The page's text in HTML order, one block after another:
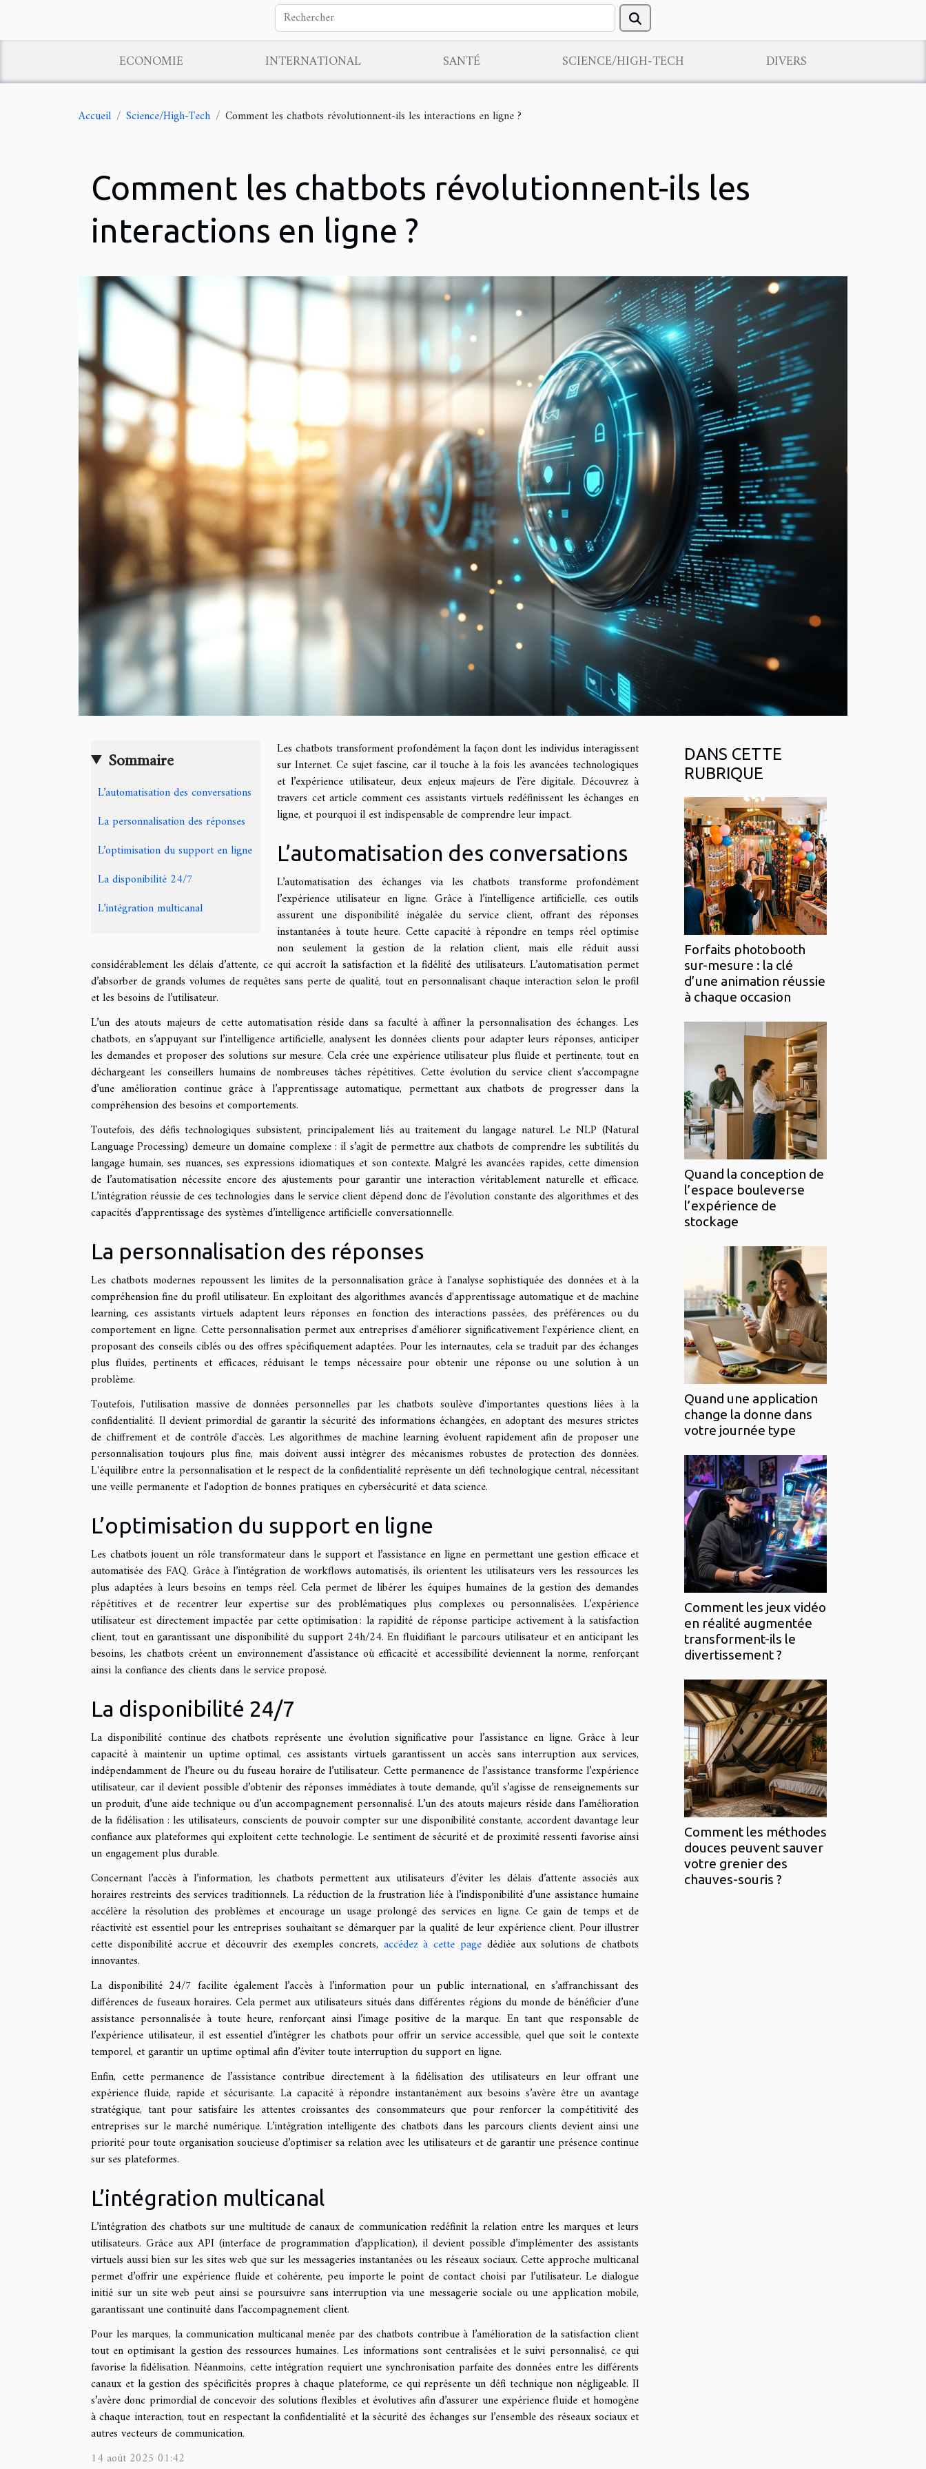
ECONOMIE INTERNATIONAL SANTÉ SCIENCE/HIGH-TECH DIVERS
Accueil Science/High-Tech Comment les chatbots révolutionnent-ils les interactions en ligne ?
Comment les chatbots révolutionnent-ils les
interactions en ligne ?
Sommaire
L’automatisation des conversations
La personnalisation des réponses
L’optimisation du support en ligne
La disponibilité 24/7
L’intégration multicanal
Les chatbots transforment profondément la façon dont les individus interagissent
sur Internet. Ce sujet fascine, car il touche à la fois les avancées technologiques
et l’expérience utilisateur, deux enjeux majeurs de l’ère digitale. Découvrez à
travers cet article comment ces assistants virtuels redéfinissent les échanges en
ligne, et pourquoi il est indispensable de comprendre leur impact.
L’automatisation des conversations
L’automatisation des échanges via les chatbots transforme profondément
l’expérience utilisateur en ligne. Grâce à l’intelligence artificielle, ces outils
assurent une disponibilité inégalée du service client, offrant des réponses
instantanées à toute heure. Cette capacité à répondre en temps réel optimise
non seulement la gestion de la relation client, mais elle réduit aussi
considérablement les délais d’attente, ce qui accroît la satisfaction et la fidélité des utilisateurs. L’automatisation permet
d’absorber de grands volumes de requêtes sans perte de qualité, tout en personnalisant chaque interaction selon le profil
et les besoins de l’utilisateur.
L’un des atouts majeurs de cette automatisation réside dans sa faculté à affiner la personnalisation des échanges. Les
chatbots, en s’appuyant sur l’intelligence artificielle, analysent les données clients pour adapter leurs réponses, anticiper
les demandes et proposer des solutions sur mesure. Cela crée une expérience utilisateur plus fluide et pertinente, tout en
déchargeant les conseillers humains de nombreuses tâches répétitives. Cette évolution du service client s’accompagne
d’une amélioration continue grâce à l’apprentissage automatique, permettant aux chatbots de progresser dans la
compréhension des besoins et comportements.
Toutefois, des défis technologiques subsistent, principalement liés au traitement du langage naturel. Le NLP (Natural
Language Processing) demeure un domaine complexe : il s’agit de permettre aux chatbots de comprendre les subtilités du
langage humain, ses nuances, ses expressions idiomatiques et son contexte. Malgré les avancées rapides, cette dimension
de l’automatisation nécessite encore des ajustements pour garantir une interaction véritablement naturelle et efficace.
L’intégration réussie de ces technologies dans le service client dépend donc de l’évolution constante des algorithmes et des
capacités d’apprentissage des systèmes d’intelligence artificielle conversationnelle.
La personnalisation des réponses
Les chatbots modernes repoussent les limites de la personnalisation grâce à l'analyse sophistiquée des données et à la
compréhension fine du profil utilisateur. En exploitant des algorithmes avancés d'apprentissage automatique et de machine
learning, ces assistants virtuels adaptent leurs réponses en fonction des interactions passées, des préférences ou du
comportement en ligne. Cette personnalisation permet aux entreprises d'améliorer significativement l'expérience client, en
proposant des conseils ciblés ou des offres spécifiquement adaptées. Pour les internautes, cela se traduit par des échanges
plus fluides, pertinents et efficaces, réduisant le temps nécessaire pour obtenir une réponse ou une solution à un
problème.
Toutefois, l'utilisation massive de données personnelles par les chatbots soulève d'importantes questions liées à la
confidentialité. Il devient primordial de garantir la sécurité des informations échangées, en adoptant des mesures strictes
de chiffrement et de contrôle d'accès. Les algorithmes de machine learning évoluent rapidement afin de proposer une
personnalisation toujours plus fine, mais doivent aussi intégrer des mécanismes robustes de protection des données.
L'équilibre entre la personnalisation et le respect de la confidentialité représente un défi technologique central, nécessitant
une veille permanente et l'adoption de bonnes pratiques en cybersécurité et data science.
L’optimisation du support en ligne
Les chatbots jouent un rôle transformateur dans le support et l’assistance en ligne en permettant une gestion efficace et
automatisée des FAQ. Grâce à l’intégration de workflows automatisés, ils orientent les utilisateurs vers les ressources les
plus adaptées à leurs besoins en temps réel. Cela permet de libérer les équipes humaines de la gestion des demandes
répétitives et de recentrer leur expertise sur des problématiques plus complexes ou personnalisées. L’expérience
utilisateur est directement impactée par cette optimisation : la rapidité de réponse participe activement à la satisfaction
client, tout en garantissant une disponibilité du support 24h/24. En fluidifiant le parcours utilisateur et en anticipant les
besoins, les chatbots créent un environnement d’assistance où efficacité et accessibilité deviennent la norme, renforçant
ainsi la confiance des clients dans le service proposé.
La disponibilité 24/7
La disponibilité continue des chatbots représente une évolution significative pour l’assistance en ligne. Grâce à leur
capacité à maintenir un uptime optimal, ces assistants virtuels garantissent un accès sans interruption aux services,
indépendamment de l’heure ou du fuseau horaire de l’utilisateur. Cette permanence de l’assistance transforme l’expérience
utilisateur, car il devient possible d’obtenir des réponses immédiates à toute demande, qu’il s’agisse de renseignements sur
un produit, d’une aide technique ou d’un accompagnement personnalisé. L’un des atouts majeurs réside dans l’amélioration
de la fidélisation : les utilisateurs, conscients de pouvoir compter sur une disponibilité constante, accordent davantage leur
confiance aux plateformes qui exploitent cette technologie. Le sentiment de sécurité et de proximité ressenti favorise ainsi
un engagement plus durable.
Concernant l’accès à l’information, les chatbots permettent aux utilisateurs d’éviter les délais d’attente associés aux
horaires restreints des services traditionnels. La réduction de la frustration liée à l’indisponibilité d’une assistance humaine
accélère la résolution des problèmes et encourage un usage prolongé des services en ligne. Ce gain de temps et de
réactivité est essentiel pour les entreprises souhaitant se démarquer par la qualité de leur expérience client. Pour illustrer
cette disponibilité accrue et découvrir des exemples concrets, accédez à cette pagedédiée aux solutions de chatbots
innovantes.
La disponibilité 24/7 facilite également l’accès à l’information pour un public international, en s’affranchissant des
différences de fuseaux horaires. Cela permet aux utilisateurs situés dans différentes régions du monde de bénéficier d’une
assistance personnalisée à toute heure, renforçant ainsi l’image positive de la marque. En tant que responsable de
l’expérience utilisateur, il est essentiel d’intégrer les chatbots pour offrir un service accessible, quel que soit le contexte
temporel, et garantir un uptime optimal afin d’éviter toute interruption du support en ligne.
Enfin, cette permanence de l’assistance contribue directement à la fidélisation des utilisateurs en leur offrant une
expérience fluide, rapide et sécurisante. La capacité à répondre instantanément aux besoins s’avère être un avantage
stratégique, tant pour satisfaire les attentes croissantes des consommateurs que pour renforcer la compétitivité des
entreprises sur le marché numérique. L’intégration intelligente des chatbots dans les parcours clients devient ainsi une
priorité pour toute organisation soucieuse d’optimiser sa relation avec les utilisateurs et de garantir une présence continue
sur ses plateformes.
L’intégration multicanal
L’intégration des chatbots sur une multitude de canaux de communication redéfinit la relation entre les marques et leurs
utilisateurs. Grâce aux API (interface de programmation d’application), il devient possible d’implémenter des assistants
virtuels aussi bien sur les sites web que sur les messageries instantanées ou les réseaux sociaux. Cette approche multicanal
permet d’offrir une expérience fluide et cohérente, peu importe le point de contact choisi par l’utilisateur. Le dialogue
initié sur un site web peut ainsi se poursuivre sans interruption via une messagerie sociale ou une application mobile,
garantissant une continuité dans l’accompagnement client.
Pour les marques, la communication multicanal menée par des chatbots contribue à l’amélioration de la satisfaction client
tout en optimisant la gestion des ressources humaines. Les informations sont centralisées et le suivi personnalisé, ce qui
favorise la fidélisation. Néanmoins, cette intégration requiert une synchronisation parfaite des données entre les différents
canaux et la gestion des spécificités propres à chaque plateforme, ce qui représente un défi technique non négligeable. Il
s’avère donc primordial de concevoir des solutions flexibles et évolutives afin d’assurer une expérience fluide et homogène
à chaque interaction, tout en respectant la confidentialité et la sécurité des échanges sur l’ensemble des réseaux sociaux et
autres vecteurs de communication.
14 août 2025 01:42
DANS CETTE
RUBRIQUE
Forfaits photobooth
sur-mesure : la clé
d’une animation réussie
à chaque occasion
Quand la conception de
l’espace bouleverse
l’expérience de
stockage
Quand une application
change la donne dans
votre journée type
Comment les jeux vidéo
en réalité augmentée
transforment-ils le
divertissement ?
Comment les méthodes
douces peuvent sauver
votre grenier des
chauves-souris ?